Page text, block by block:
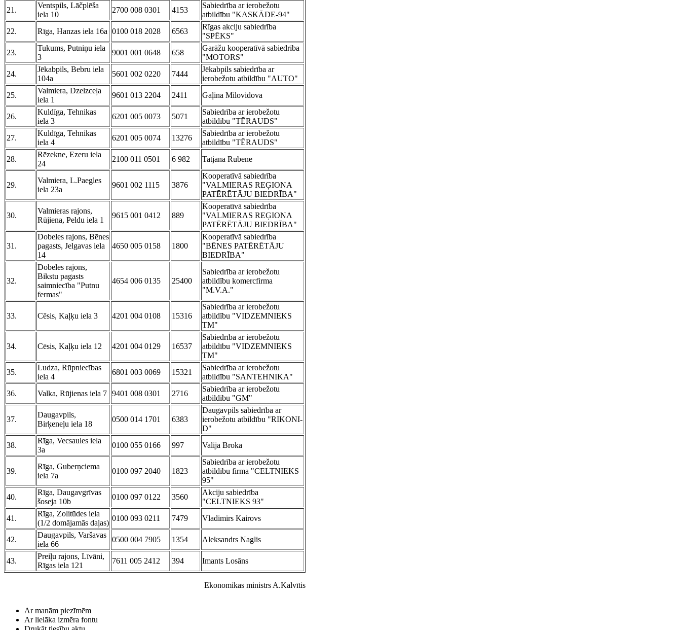
21.
Ventspils, Lāčplēša
iela 10
2700 008 0301 4153
Sabiedrība ar ierobežotu
atbildību "KASKĀDE-94"
22.
Rīga, Hanzas iela 16a 0100 018 2028 6563
Rīgas akciju sabiedrība
"SPĒKS"
23.
Tukums, Putniņu iela
3
9001 001 0648 658
Garāžu kooperatīvā sabiedrība
"MOTORS"
24.
Jēkabpils, Bebru iela
104a
5601 002 0220 7444
Jēkabpils sabiedrība ar
ierobežotu atbildību "AUTO"
25.
Valmiera, Dzelzceļa
iela 1
9601 013 2204 2411 Gaļina Milovidova
26.
Kuldīga, Tehnikas
iela 3
6201 005 0073 5071
Sabiedrība ar ierobežotu
atbildību "TĒRAUDS"
27.
Kuldīga, Tehnikas
iela 4
6201 005 0074 13276
Sabiedrība ar ierobežotu
atbildību "TĒRAUDS"
28.
Rēzekne, Ezeru iela
24
2100 011 0501 6 982 Tatjana Rubene
29.
Valmiera, L.Paegles
iela 23a
9601 002 1115 3876
Kooperatīvā sabiedrība
"VALMIERAS REĢIONA
PATĒRĒTĀJU BIEDRĪBA"
30.
Valmieras rajons,
Rūjiena, Peldu iela 1
9615 001 0412 889
Kooperatīvā sabiedrība
"VALMIERAS REĢIONA
PATĒRĒTĀJU BIEDRĪBA"
31.
Dobeles rajons, Bēnes
pagasts, Jelgavas iela
14
4650 005 0158 1800
Kooperatīvā sabiedrība
"BĒNES PATĒRĒTĀJU
BIEDRĪBA"
32.
Dobeles rajons,
Bikstu pagasts
saimniecība "Putnu
fermas"
4654 006 0135 25400
Sabiedrība ar ierobežotu
atbildību komercfirma
"M.V.A."
33. Cēsis, Kaļķu iela 3 4201 004 0108 15316
Sabiedrība ar ierobežotu
atbildību "VIDZEMNIEKS
TM"
34. Cēsis, Kaļķu iela 12 4201 004 0129 16537
Sabiedrība ar ierobežotu
atbildību "VIDZEMNIEKS
TM"
35.
Ludza, Rūpniecības
iela 4
6801 003 0069 15321
Sabiedrība ar ierobežotu
atbildību "SANTEHNIKA"
36.
Valka, Rūjienas iela 7 9401 008 0301 2716
Sabiedrība ar ierobežotu
atbildību "GM"
37.
Daugavpils,
Birķeneļu iela 18
0500 014 1701 6383
Daugavpils sabiedrība ar
ierobežotu atbildību "RIKONI-
D"
38.
Rīga, Vecsaules iela
3a
0100 055 0166 997 Valija Broka
39.
Rīga, Guberņciema
iela 7a
0100 097 2040 1823
Sabiedrība ar ierobežotu
atbildību firma "CELTNIEKS
95"
40.
Rīga, Daugavgrīvas
šoseja 10b
0100 097 0122 3560
Akciju sabiedrība
"CELTNIEKS 93"
41.
Rīga, Zolitūdes iela
(1/2 domājamās daļas)
0100 093 0211 7479 Vladimirs Kairovs
42.
Daugavpils, Varšavas
iela 66
0500 004 7905 1354 Aleksandrs Naglis
43.
Preiļu rajons, Līvāni,
Rīgas iela 121
7611 005 2412 394 Imants Losāns
Ekonomikas ministrs A.Kalvītis
Ar manām piezīmēm
Ar lielāka izmēra fontu